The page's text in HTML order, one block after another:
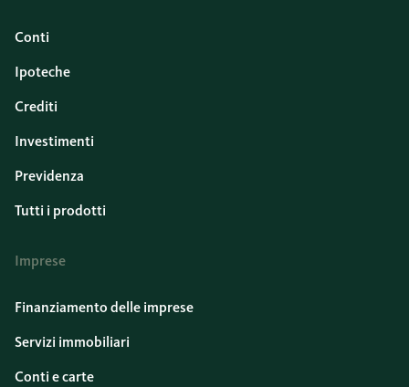
Conti
Ipoteche
Crediti
Investimenti
Previdenza
Tutti i prodotti
Imprese
Finanziamento delle imprese
Servizi immobiliari
Conti e carte